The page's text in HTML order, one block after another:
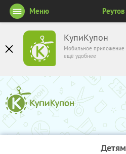
КупиКупон
Мобильное приложение
ещё удобнее
Меню Реутов
Детям